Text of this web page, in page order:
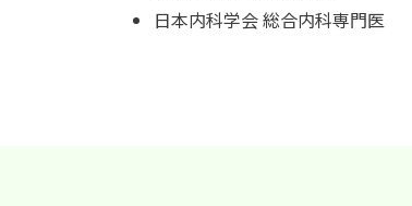
日本内科学会 総合内科専門医